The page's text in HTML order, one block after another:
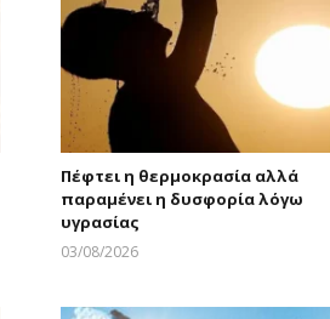
Πέφτει η θερμοκρασία αλλά
παραμένει η δυσφορία λόγω
υγρασίας
03/08/2026